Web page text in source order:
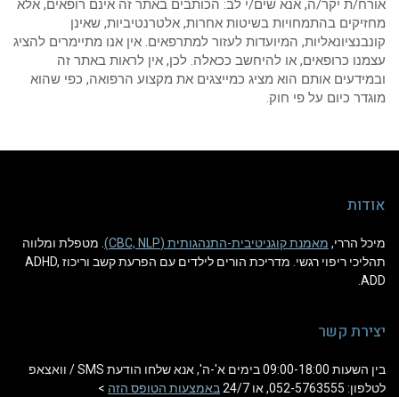
ת יקר/ה, אנא שים/י לב: הכותבים באתר זה אינם רופאים, אלא
בהתמחויות בשיטות אחרות, אלטרנטיביות, שאינן
המיועדות לעזור למתרפאים. אין אנו מתיימרים להציג
כרופאים, או להיחשב ככאלה. לכן, אין לראות באתר זה
אותם הוא מציג כמייצגים את מקצוע הרפואה, כפי שהוא
כיום על פי חוק.
הררי,מאמנת קוגניטיבית-התנהגותית (CBC, NLP)
. מטפלת ומלווה
תהליכי ריפוי רגשי. מדריכת הורים לילדים עם הפרעת קשב וריכוז ADHD,
קשר
בין השעות 09:00-18:00 בימים א'-ה', אנא שלחו הודעת SMS / וואצאפ
5763555, או 24/7
באמצעות הטופס הזה>